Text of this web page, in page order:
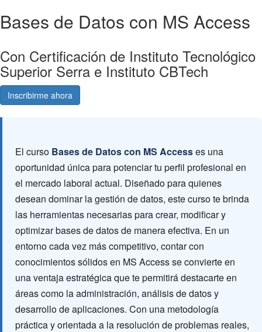
Bases de Datos con MS Access
Con Certificación de Instituto Tecnológico
Superior Serra e Instituto CBTech
Inscribirme ahora
El curso Bases de Datos con MS Accesses una
oportunidad única para potenciar tu perfil profesional en
el mercado laboral actual. Diseñado para quienes
desean dominar la gestión de datos, este curso te brinda
las herramientas necesarias para crear, modificar y
optimizar bases de datos de manera efectiva. En un
entorno cada vez más competitivo, contar con
conocimientos sólidos en MS Access se convierte en
una ventaja estratégica que te permitirá destacarte en
áreas como la administración, análisis de datos y
desarrollo de aplicaciones. Con una metodología
práctica y orientada a la resolución de problemas reales,